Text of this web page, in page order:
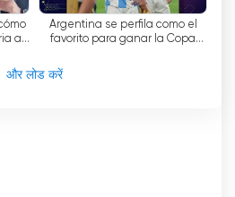
a
Argentina se perfila como el
favorito para ganar la Copa
और लोड करें